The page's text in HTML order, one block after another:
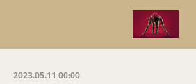
2023.05.11 00:00